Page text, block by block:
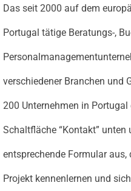
Das seit 2000 auf dem
Portugal tätige Beratungs-,
verschiedener Branchen und
200 Unternehmen in
Schaltfläche “Kontakt” unten
entsprechende Formular
Projekt kennenlernen und